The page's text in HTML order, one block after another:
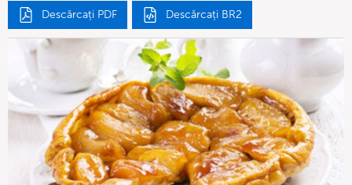
Descărcați PDF Descărcați BR2